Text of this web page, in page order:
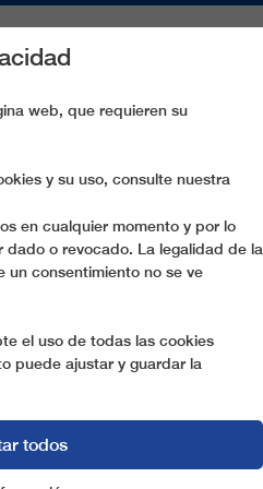
SERVICIO
web, que requieren su
y su uso, consulte nuestra
en cualquier momento y por lo
o revocado. La legalidad de la
un consentimiento no se ve
el uso de todas las cookies
puede ajustar y guardar la
todos